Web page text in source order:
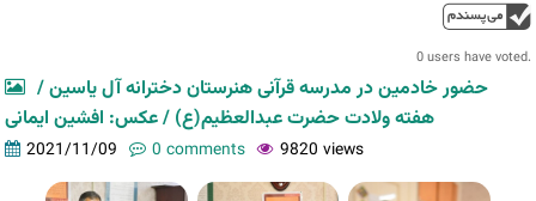
0 users have voted.
حضور خادمین در مدرسه قرآنی هنرستان دخترانه آل یاسین /
هفته ولادت حضرت عبدالعظیم(ع) / عکس: افشین ایمانی
2021/11/09 0 comments 9820 views